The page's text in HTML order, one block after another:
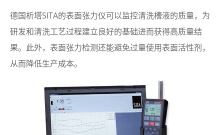
德国析塔SITA的表面张力仪可以监控清洗槽液的质量，为
研发和清洗工艺过程建立良好的基础进而获得高质量结
果。此外，表面张力检测还能避免过量使用表面活性剂，
从而降低生产成本。